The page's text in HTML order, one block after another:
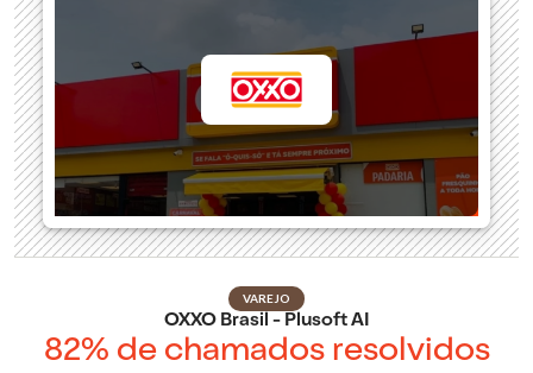
VAREJO
OXXO Brasil - Plusoft AI
82% de chamados resolvidos